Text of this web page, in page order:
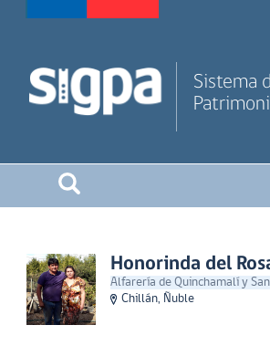
Sistema
Honorinda del
Alfarería de Quinchamalí y
Chillán, Ñuble